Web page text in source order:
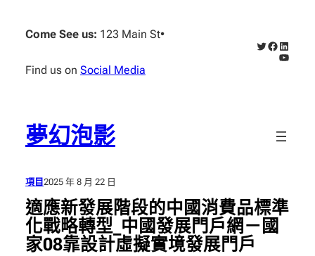
Come See us: 123 Main St•
Find us on Social Media
X Facebook
夢幻泡影
項目 2025 年 8 月 22 日
適應新發展階段的中國消費品標準
化戰略轉型_中國發展門戶網－國
家08靠設計虛擬實境發展門戶